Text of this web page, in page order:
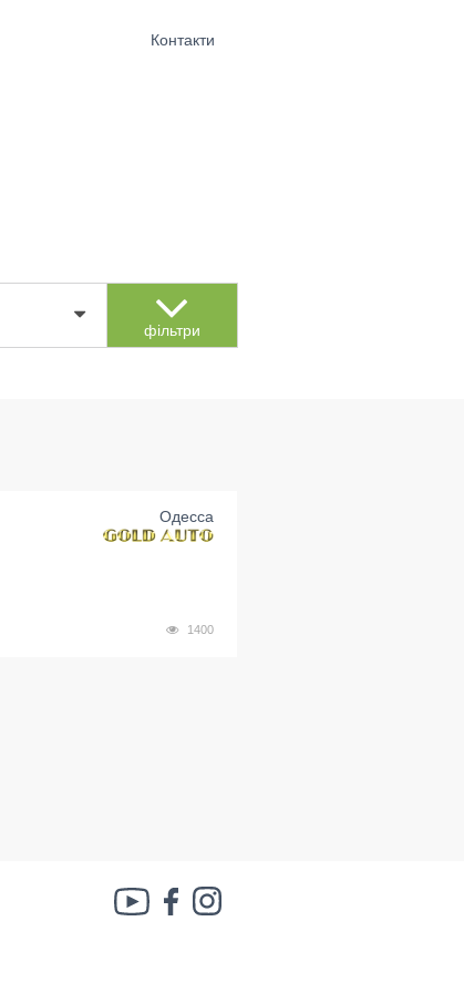
Контакти
фільтри
Одесса
1400